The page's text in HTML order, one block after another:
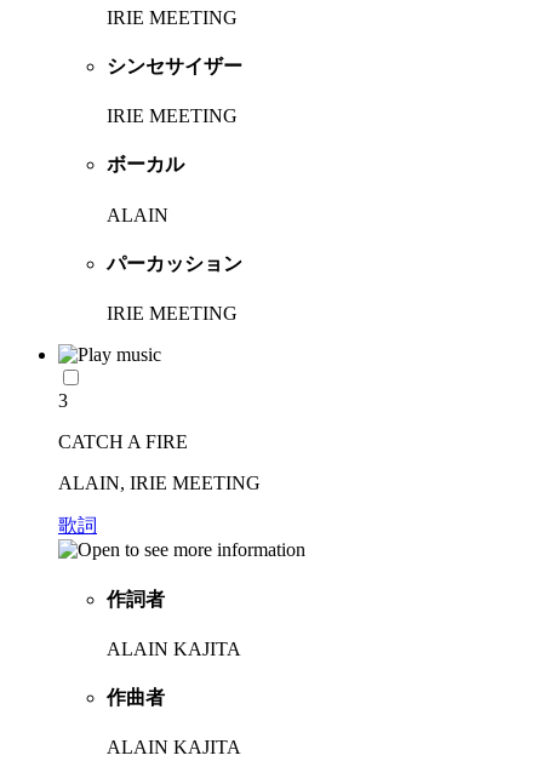
IRIE MEETING
シンセサイザー
IRIE MEETING
ボーカル
ALAIN
パーカッション
IRIE MEETING
3
CATCH A FIRE
ALAIN, IRIE MEETING
歌詞
作詞者
ALAIN KAJITA
作曲者
ALAIN KAJITA